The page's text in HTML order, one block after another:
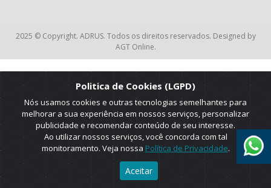
2025 © Copyright. ADRUS. Todos os direitos reservados. Designed by
AGT Online.
Politica de Cookies (LGPD)
Nós usamos cookies e outras tecnologias semelhantes para
melhorar a sua experiência em nossos serviços, personalizar
publicidade e recomendar conteúdo de seu interesse.
Ao utilizar nossos serviços, você concorda com tal
monitoramento. Veja nossa Política de Privacidade.
Aceitar